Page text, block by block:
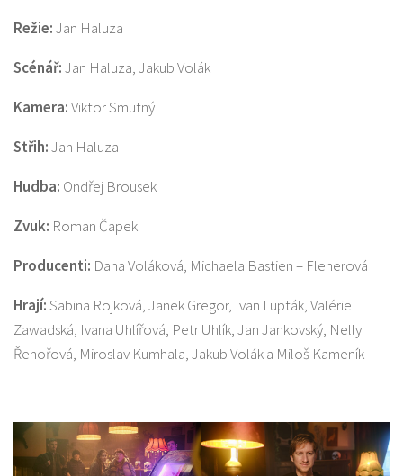
Režie:Jan Haluza
Scénář:Jan Haluza, Jakub Volák
Kamera:Viktor Smutný
Střih:Jan Haluza
Hudba: Ondřej Brousek
Zvuk: Roman Čapek
Producenti: Dana Voláková, Michaela Bastien – Flenerová
Hrají:Sabina Rojková, Janek Gregor, Ivan Lupták, Valérie
Zawadská, Ivana Uhlířová, Petr Uhlík, Jan Jankovský, Nelly
Řehořová, Miroslav Kumhala, Jakub Volák a Miloš Kameník